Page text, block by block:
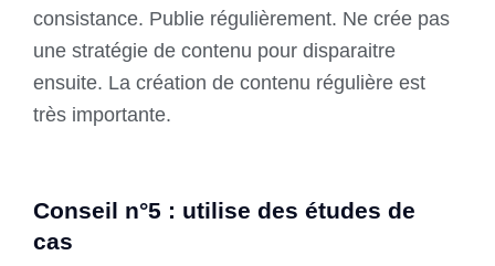
consistance. Publie régulièrement. Ne crée pas
une stratégie de contenu pour disparaitre
ensuite. La création de contenu régulière est
très importante.
Conseil n°5 : utilise des études de
cas